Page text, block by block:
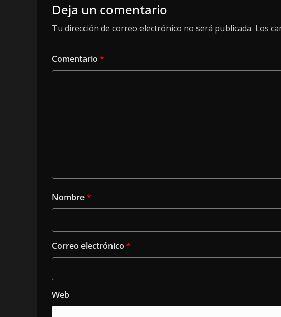
Deja un comentario
Tu dirección de correo electrónico no será publicada. Los
Comentario *
Nombre*
Correo electrónico *
Web